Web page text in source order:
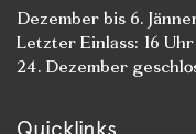
Dezember bis 6.
Letzter Einlass: 16 Uhr
24. Dezember